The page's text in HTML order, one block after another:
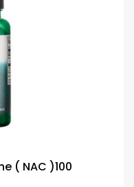
( NAC )100